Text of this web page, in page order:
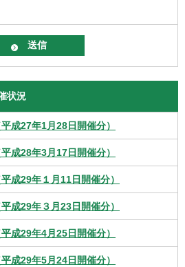
状況
成27年1月28日開催分）
成28年3月17日開催分）
成29年１月11日開催分）
成29年３月23日開催分）
成29年4月25日開催分）
成29年5月24日開催分）